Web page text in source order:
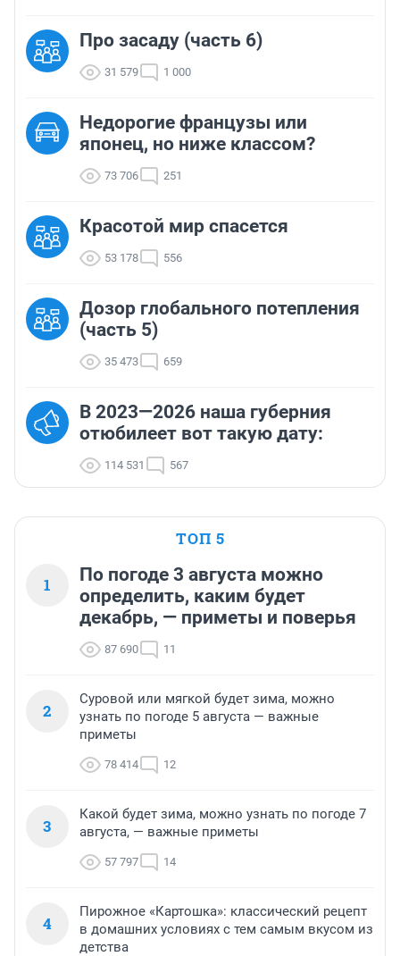
Про засаду (часть 6)
31 579 1 000
Недорогие французы или
японец, но ниже классом?
73 706 251
Красотой мир спасется
53 178 556
Дозор глобального потепления
(часть 5)
35 473 659
В 2023—2026 наша губерния
отюбилеет вот такую дату:
114 531 567
ТОП 5
1
По погоде 3 августа можно
определить, каким будет
декабрь, — приметы и поверья
87 690 11
2
Суровой или мягкой будет зима, можно
узнать по погоде 5 августа — важные
приметы
78 414 12
3
Какой будет зима, можно узнать по погоде 7
августа, — важные приметы
57 797 14
4
Пирожное «Картошка»: классический рецепт
в домашних условиях с тем самым вкусом из
детства